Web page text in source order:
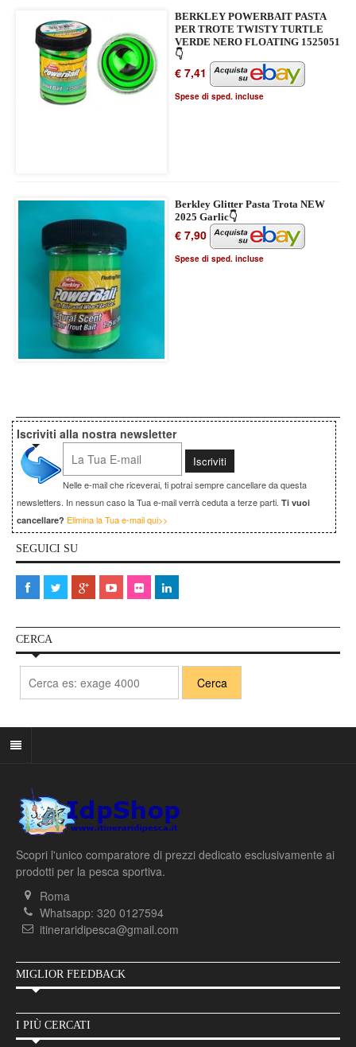
BERKLEY POWERBAIT PASTA
PER TROTE TWISTY TURTLE
VERDE NERO FLOATING 1525051
👇
€ 7,41
Spese di sped. incluse
Berkley Glitter Pasta Trota NEW
2025 Garlic👇
€ 7,90
Spese di sped. incluse
Iscriviti alla nostra newsletter
Nelle e-mail che riceverai, ti potrai sempre cancellare da questa
newsletters. In nessun caso la Tua e-mail verrà ceduta a terze parti. Ti vuoi
cancellare? Elimina la Tua e-mail qui>>
SEGUICI SU
CERCA
Scopri l'unico comparatore di prezzi dedicato esclusivamente ai
prodotti per la pesca sportiva.
Roma
Whatsapp: 320 0127594
itineraridipesca@gmail.com
MIGLIOR FEEDBACK
I PIÙ CERCATI